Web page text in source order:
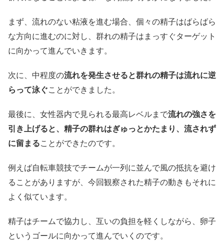
まず、流れのない粘液を進む場合、個々の精子はばらばら
な方向に進むのに対し、群れの精子はまっすぐターゲット
に向かって進んでいきます。
次に、中程度の流れを発生させると群れの精子は流れに逆
らって泳ぐことができました。
最後に、女性器内で見られる最高レベルまで流れの強さを
引き上げると、精子の群れはぎゅっとかたまり、流されず
に留まることができたのです。
例えば自転車競技でチームが一列に並んで風の抵抗を避け
ることがありますが、今回観察された精子の動きもそれに
よく似ています。
精子はチームで協力し、互いの負担を軽くしながら、卵子
というゴールに向かって進んでいくのです。